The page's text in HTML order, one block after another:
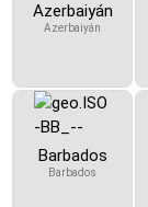
Azerbaiyán
Azerbaiyán
Barbados
Barbados